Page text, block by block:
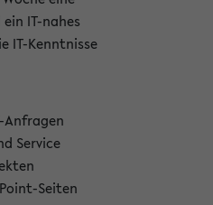
IT-nahes
IT-Kenntnisse
Service
Seiten